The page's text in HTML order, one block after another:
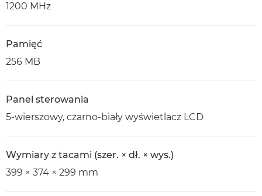
1200 MHz
Pamięć
256 MB
Panel sterowania
5-wierszowy, czarno-biały wyświetlacz LCD
Wymiary z tacami (szer. × dł. × wys.)
399 × 374 × 299 mm